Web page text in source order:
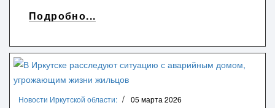
Подробно...
Новости Иркутской области: 05 марта 2026